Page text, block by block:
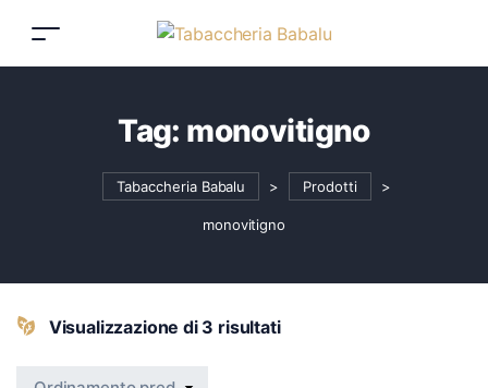
Tag: monovitigno
Tabaccheria Babalu > Prodotti >
monovitigno
Visualizzazione di 3 risultati